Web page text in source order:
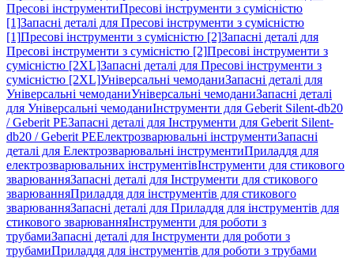
Пресові інструментиПресові інструменти з сумісністю
[1]Запасні деталі для Пресові інструменти з сумісністю
[1]Пресові інструменти з сумісністю [2]Запасні деталі для
Пресові інструменти з сумісністю [2]Пресові інструменти з
сумісністю [2XL]Запасні деталі для Пресові інструменти з
сумісністю [2XL]Універсальні чемоданиЗапасні деталі для
Універсальні чемоданиУніверсальні чемоданиЗапасні деталі
для Універсальні чемоданиІнструменти для Geberit Silent-db20
/ Geberit PEЗапасні деталі для Інструменти для Geberit Silent-
db20 / Geberit PEЕлектрозварювальні інструментиЗапасні
деталі для Електрозварювальні інструментиПриладдя для
електрозварювальних інструментівІнструменти для стикового
зварюванняЗапасні деталі для Інструменти для стикового
зварюванняПриладдя для інструментів для стикового
зварюванняЗапасні деталі для Приладдя для інструментів для
стикового зварюванняІнструменти для роботи з
трубамиЗапасні деталі для Інструменти для роботи з
трубамиПриладдя для інструментів для роботи з трубами